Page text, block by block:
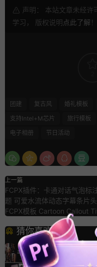
声明： 本站文章未经许
学习， 版权说明点此了解 ！
团建 复古风 婚礼模板
支持Intel+M芯片
旅行模板
电子相册
节日活动
上一篇
FCPX插件：卡通对话气泡标
题 可爱水流体动态字幕条片头
FCPX模板 Cartoon Callout
猜你喜欢